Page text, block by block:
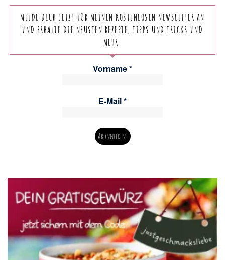
MELDE DICH JETZT FÜR MEINEN KOSTENLOSEN NEWSLETTER AN
UND ERHALTE DIE NEUSTEN REZEPTE, TIPPS UND TRICKS UND
MEHR.
Vorname*
E-Mail*